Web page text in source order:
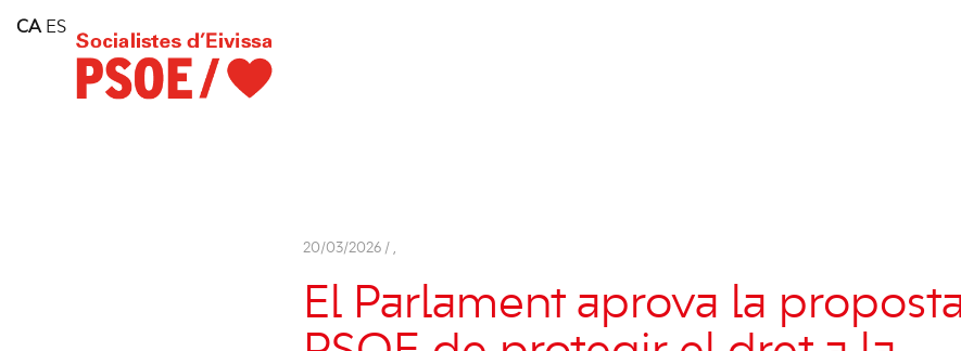
Consell Insular d'Eivissa
Services
20/03/2026 / ,
El Parlament aprova la
CA ES